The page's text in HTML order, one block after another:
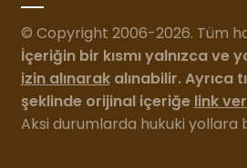
© Copyright 2006-2026. Tüm
İçeriğin bir kısmı yalnızca ve
izin alınarakalınabilir. Ayrıca
şeklinde orijinal içeriğe link
Aksi durumlarda hukuki yollara